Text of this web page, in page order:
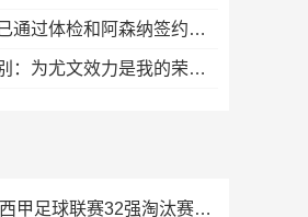
记者：吉马良斯已通过体检和阿森纳签约，7500万镑分期3年支付
科斯蒂奇社媒告别：为尤文效力是我的荣幸，感谢大家的支持
08月04日佛山西甲足球联赛32强淘汰赛贪玩游戏VS美的薪火全场录像